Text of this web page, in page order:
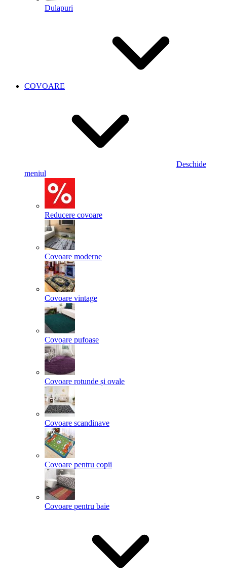
Dulapuri
COVOARE
Deschide
meniul
Reducere covoare
Covoare moderne
Covoare vintage
Covoare pufoase
Covoare rotunde și ovale
Covoare scandinave
Covoare pentru copii
Covoare pentru baie